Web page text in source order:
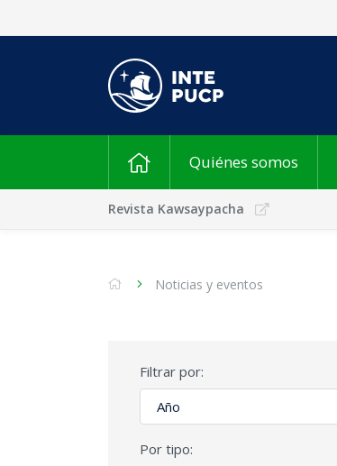
Quiénes somos
Revista Kawsaypacha
Noticias y eventos
Filtrar por:
Por tipo: